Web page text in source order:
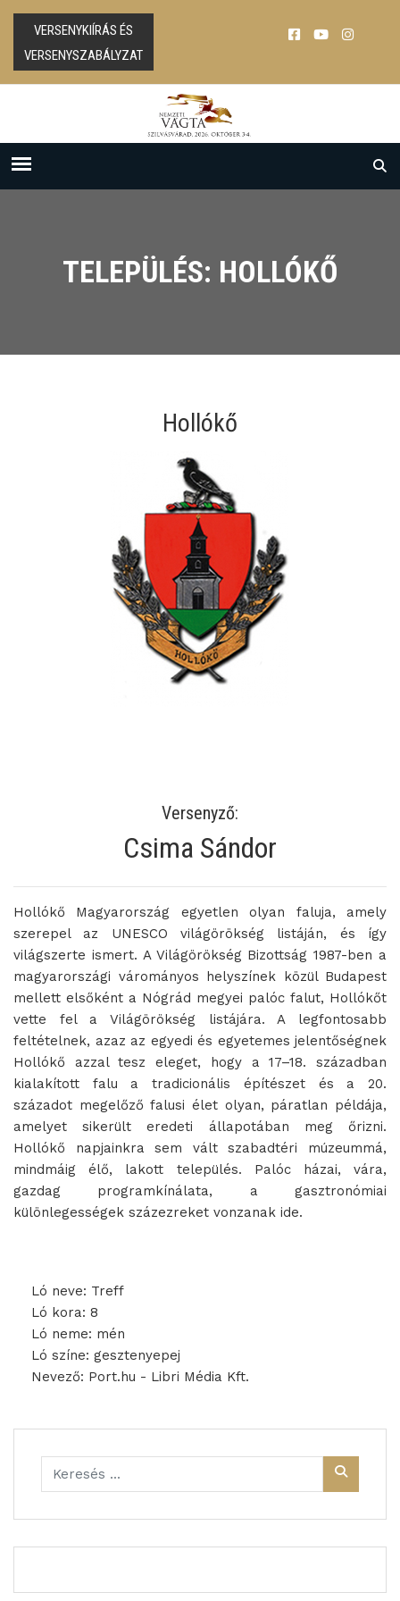
VERSENYKIÍRÁS ÉS
VERSENYSZABÁLYZAT
TELEPÜLÉS: HOLLÓKŐ
Hollókő
Versenyző:
Csima Sándor
Hollókő Magyarország egyetlen olyan faluja, amely
szerepel az UNESCO világörökség listáján, és így
világszerte ismert. A Világörökség Bizottság 1987-ben a
magyarországi várományos helyszínek közül Budapest
mellett elsőként a Nógrád megyei palóc falut, Hollókőt
vette fel a Világörökség listájára. A legfontosabb
feltételnek, azaz az egyedi és egyetemes jelentőségnek
Hollókő azzal tesz eleget, hogy a 17–18. században
kialakított falu a tradicionális építészet és a 20.
századot megelőző falusi élet olyan, páratlan példája,
amelyet sikerült eredeti állapotában meg őrizni.
Hollókő napjainkra sem vált szabadtéri múzeummá,
mindmáig élő, lakott település. Palóc házai, vára,
gazdag programkínálata, a gasztronómiai
különlegességek százezreket vonzanak ide.
Ló neve: Treff
Ló kora: 8
Ló neme: mén
Ló színe: gesztenyepej
Nevező: Port.hu - Libri Média Kft.